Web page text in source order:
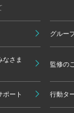
グルー
なさま
監修の
ポート 行動タ